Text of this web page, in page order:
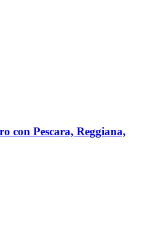
con Pescara, Reggiana,